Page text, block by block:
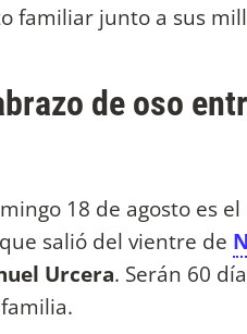
familiar junto a sus
de oso
18 de agosto es
salió del vientre de
Urcera. Serán 60